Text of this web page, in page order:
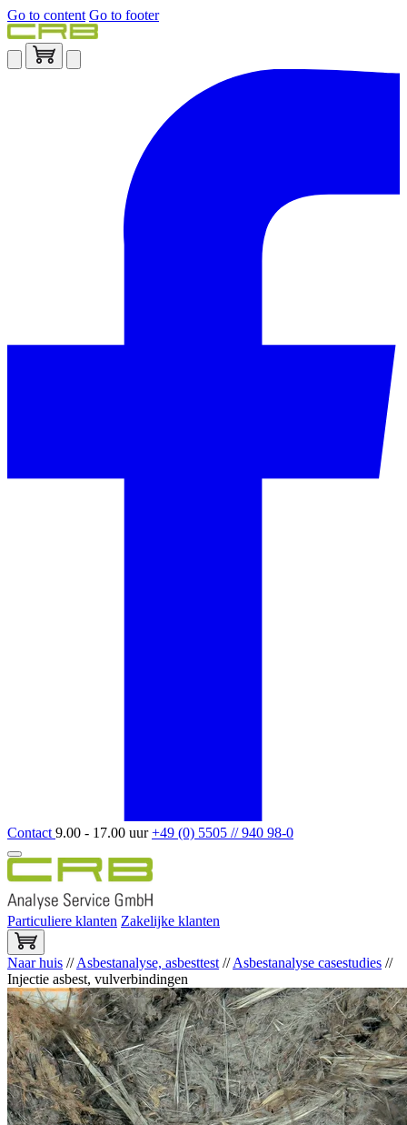
Go to content Go to footer
Contact 9.00 - 17.00 uur+49 (0) 5505 // 940 98-0
Particuliere klanten Zakelijke klanten
Naar huis //Asbestanalyse, asbesttest //Asbestanalyse casestudies //
Injectie asbest, vulverbindingen